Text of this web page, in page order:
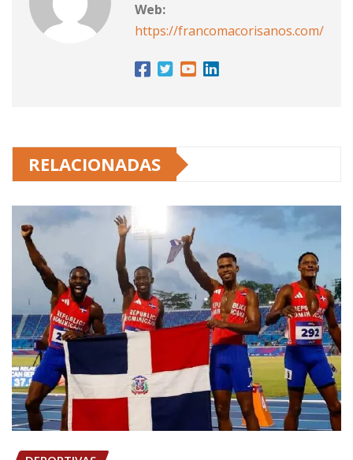
Web:
https://francomacorisanos.com/
RELACIONADAS